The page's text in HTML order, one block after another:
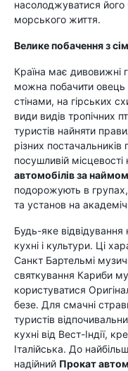
насолоджуватися
морського життя.
Велике побачення з
Країна має дивовижні
можна побачити
стінами, на гірських
види видів тропічних
туристів найняти
різних постачальників
посушливій
автомобілів за наймом
подорожують в
та установ на
Будь-яке
кухні і культури. Ці
Санкт Бартельмі
святкування Кариби
користуватися
безе. Для смачні
туристів
кухні від Вест-Індії,
Італійська. До
надійний Прокат